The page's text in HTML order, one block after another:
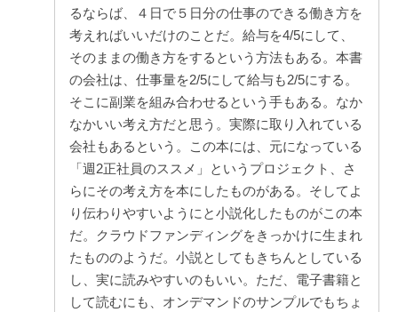
るならば、４日で５日分の仕事のできる働き方を
考えればいいだけのことだ。給与を4/5にして、
そのままの働き方をするという方法もある。本書
の会社は、仕事量を2/5にして給与も2/5にする。
そこに副業を組み合わせるという手もある。なか
なかいい考え方だと思う。実際に取り入れている
会社もあるという。この本には、元になっている
「週2正社員のススメ」というプロジェクト、さ
らにその考え方を本にしたものがある。そしてよ
り伝わりやすいようにと小説化したものがこの本
だ。クラウドファンディングをきっかけに生まれ
たもののようだ。小説としてもきちんとしている
し、実に読みやすいのもいい。ただ、電子書籍と
して読むにも、オンデマンドのサンプルでもちょ